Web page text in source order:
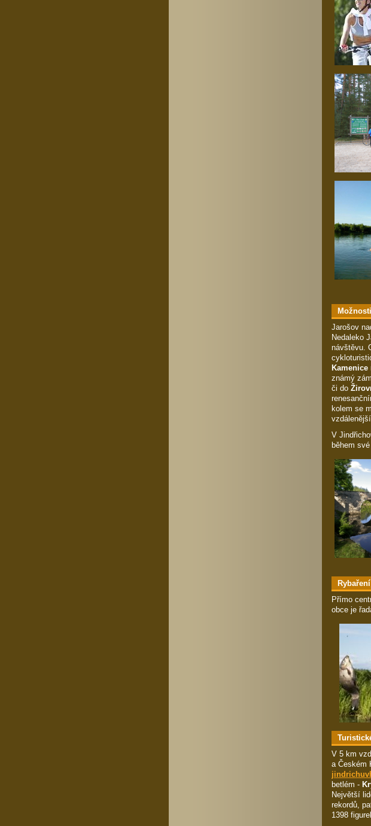
Jarošov
Nedaleko
návštěvu.
známý
či do
kolem se
V
během
Rybaření
Přímo
obce je
V 5 km
a Českém
betlém -
Největší
rekordů,
1398